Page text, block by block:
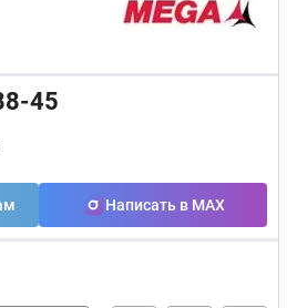
45
Написать в MAX